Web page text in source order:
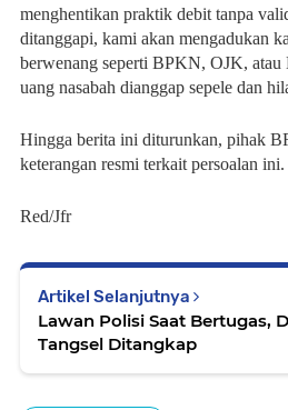
menghentikan praktik debit tanpa
ditanggapi, kami akan mengadukan
berwenang seperti BPKN, OJK, atau
uang nasabah dianggap sepele dan
Hingga berita ini diturunkan, pihak
keterangan resmi terkait persoalan ini.
Red/Jfr
Artikel Selanjutnya
Lawan Polisi Saat Bertugas,
Tangsel Ditangkap